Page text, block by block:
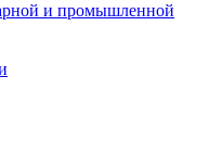
и промышленной